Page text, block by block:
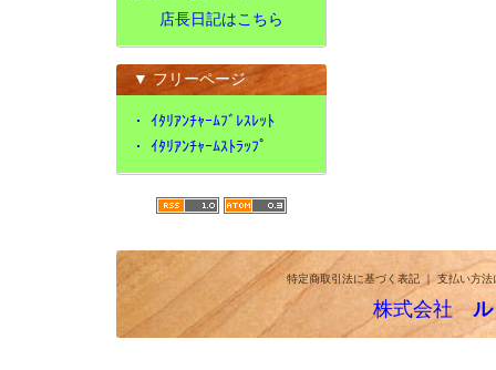
店長日記はこちら
▼ フリーページ
・ ｲﾀﾘｱﾝﾁｬｰﾑﾌﾞﾚｽﾚｯﾄ
・ ｲﾀﾘｱﾝﾁｬｰﾑｽﾄﾗｯﾌﾟ
特定商取引法に基づく表記｜支払い方法
株式会社